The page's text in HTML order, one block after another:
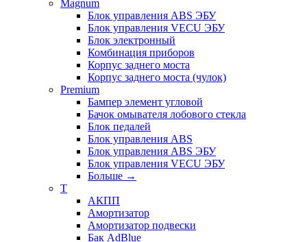
Magnum
Блок управления ABS ЭБУ
Блок управления VECU ЭБУ
Блок электронный
Комбинация приборов
Корпус заднего моста
Корпус заднего моста (чулок)
Premium
Бампер элемент угловой
Бачок омывателя лобового стекла
Блок педалей
Блок управления ABS
Блок управления ABS ЭБУ
Блок управления VECU ЭБУ
Больше →
T
АКПП
Амортизатор
Амортизатор подвески
Бак AdBlue